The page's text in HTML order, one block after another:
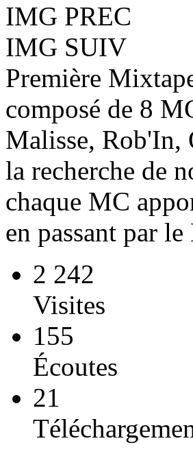
IMG PREC
IMG SUIV
Première
composé de 8
Malisse, Rob'In,
la recherche de
chaque MC
en passant par
2 242
Visites
155
Écoutes
21